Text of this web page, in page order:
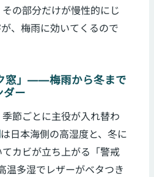
の部分だけが慢性的にじ
、梅雨に効いてくるので
窓」——梅雨から冬まで
ダー
節ごとに主役が入れ替わ
は日本海側の高湿度と、冬に
カビが立ち上がる「警戒
温多湿でレザーがベタつき